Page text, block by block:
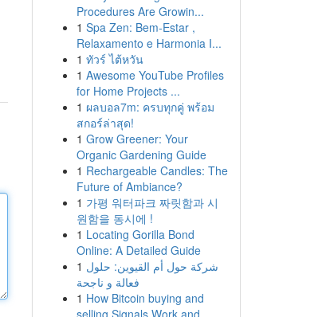
Procedures Are Growin...
1 Spa Zen: Bem-Estar ,
Relaxamento e Harmonia I...
1 ทัวร์ ไต้หวัน
1 Awesome YouTube Profiles
for Home Projects ...
1 ผลบอล7m: ครบทุกคู่ พร้อม
สกอร์ล่าสุด!
1 Grow Greener: Your
Organic Gardening Guide
1 Rechargeable Candles: The
Future of Ambiance?
1 가평 워터파크 짜릿함과 시
원함을 동시에 !
1 Locating Gorilla Bond
Online: A Detailed Guide
1 شركة حول أم القيوين: حلول
فعالة و ناجحة
1 How Bitcoin buying and
selling Signals Work and...